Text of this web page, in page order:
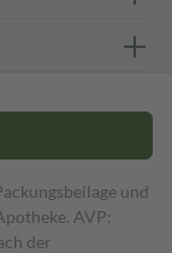
und
AVP:
der